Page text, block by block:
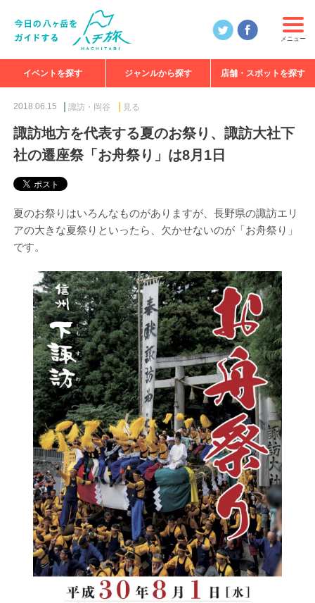
メニュー
イベントを探す ジャンルから探す 店舗・スポットを探す
2018.06.15 諏訪・岡谷 見る
諏訪地方を代表する夏のお祭り、諏訪大社下
社の遷座祭「お舟祭り」は8月1日
夏のお祭りはいろんなものがありますが、長野県の諏訪エリ
アの大きな夏祭りといったら、欠かせないのが「お舟祭り」
です。